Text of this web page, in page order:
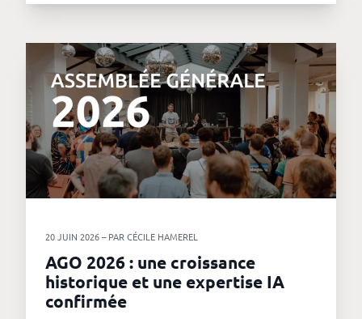
20 JUIN 2026 – PAR CÉCILE HAMEREL
AGO 2026 : une croissance
historique et une expertise IA
confirmée